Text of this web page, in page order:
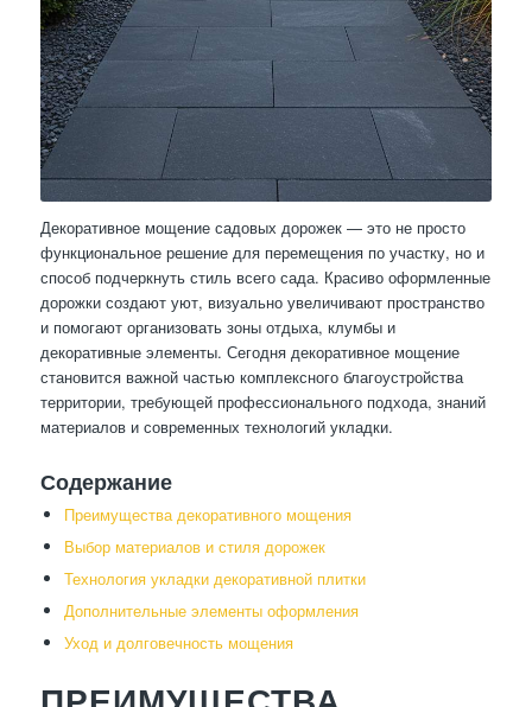
Декоративное мощение садовых дорожек — это не просто
функциональное решение для перемещения по участку, но и
способ подчеркнуть стиль всего сада. Красиво оформленные
дорожки создают уют, визуально увеличивают пространство
и помогают организовать зоны отдыха, клумбы и
декоративные элементы. Сегодня декоративное мощение
становится важной частью комплексного благоустройства
территории, требующей профессионального подхода, знаний
материалов и современных технологий укладки.
Содержание
Преимущества декоративного мощения
Выбор материалов и стиля дорожек
Технология укладки декоративной плитки
Дополнительные элементы оформления
Уход и долговечность мощения